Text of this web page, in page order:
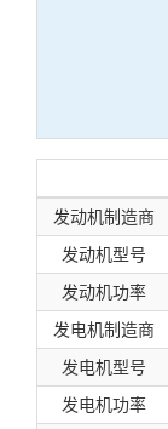
发动机制造商
发动机型号
发动机功率
发电机制造商
发电机型号
发电机功率